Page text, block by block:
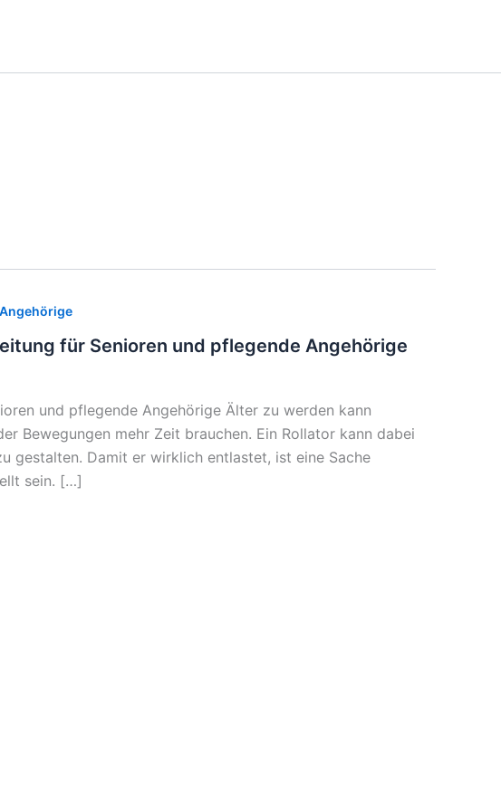
für Senioren und pflegende Angehörige
und pflegende Angehörige Älter zu werden kann
Bewegungen mehr Zeit brauchen. Ein Rollator kann dabei
gestalten. Damit er wirklich entlastet, ist eine Sache
sein. […]